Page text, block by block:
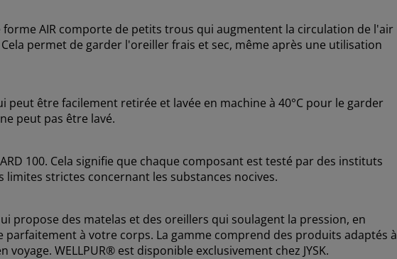
forme AIR comporte de petits trous qui augmentent la circulation de l'air
permet de garder l'oreiller frais et sec, même après une utilisation
être facilement retirée et lavée en machine à 40°C pour le garder
peut pas être lavé.
100. Cela signifie que chaque composant est testé par des instituts
limites strictes concernant les substances nocives.
propose des matelas et des oreillers qui soulagent la pression, en
à votre corps. La gamme comprend des produits adaptés à
WELLPUR® est disponible exclusivement chez JYSK.